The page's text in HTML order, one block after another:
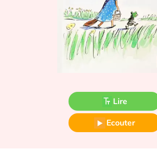
Contes d'ici et d'ailleurs
Fable, mythe, littérature et poésie
Princesses et princes, rois, reines et
Héroïnes et héros
Écologie, nature, saisons
Lire
Ecouter